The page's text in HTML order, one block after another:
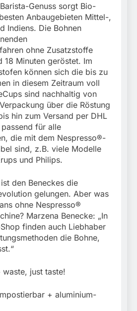
Genuss sorgt Bio-
Anbaugebieten Mittel-,
Indiens. Die Bohnen
ohne Zusatzstoffe
18 Minuten geröstet. Im
können sich die bis zu
in diesem Zeitraum voll
sind nachhaltig von
über die Röstung
hin zum Versand per DHL
für alle
die mit dem Nespresso®-
sind, z.B. viele Modelle
und Philips.
den Beneckes die
gelungen. Aber was
ohne Nespresso®
Marzena Benecke: „In
finden auch Liebhaber
die Bohne,
just taste!
+ aluminium-